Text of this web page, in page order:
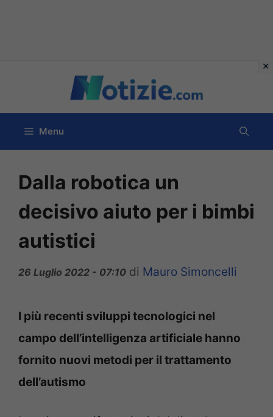
contenuto
Menu
Dalla robotica un
decisivo aiuto per i bimbi
autistici
26 Luglio 2022 - 07:10 di Mauro Simoncelli
I più recenti sviluppi tecnologici nel
campo dell’intelligenza artificiale hanno
fornito nuovi metodi per il trattamento
dell’autismo